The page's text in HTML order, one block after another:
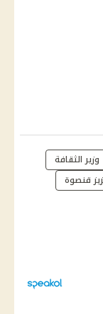
وزير الثقافة
قنصوة